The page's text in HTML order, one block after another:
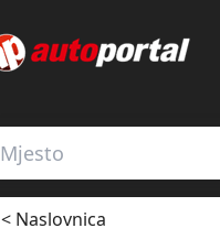
< Naslovnica